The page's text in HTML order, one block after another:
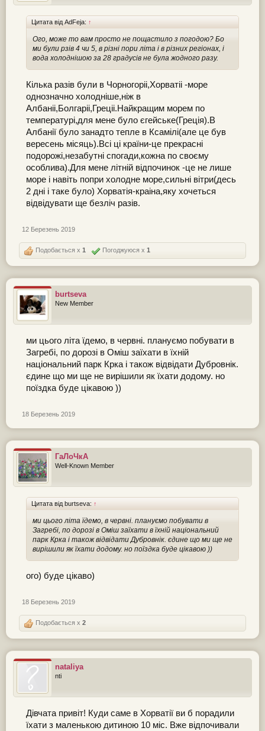
Цитата від AdFeja: ↑
Ого, може то вам просто не пощастило з погодою? Бо
ми були рзів 4 чи 5, в різні пори літа і в різних регіонах, і
вода холоднішою за 28 градусів не була жодного разу.
Кілька разів були в Чорногоріі,Хорватіі -море
однозначно холодніше,ніж в
Албаніі,Болгаріі,Греціі.Найкращим морем по
температурі,для мене було єгейське(Греція).В
Албанії було занадто тепле в Ксамілі(але це був
вересень місяць).Всі ці країни-це прекрасні
подорожі,незабутні спогади,кожна по своєму
особлива).Для мене літній відпочинок -це не лише
море і навіть попри холодне море,сильні вітри(десь
2 дні і таке було) Хорватія-краіна,яку хочеться
відвідувати ще безліч разів.
12 Березень 2019
Подобається x 1 Погоджуюся x 1
burtseva
New Member
ми цього літа їдемо, в червні. плануємо побувати в
Загребі, по дорозі в Оміш заїхати в їхній
національний парк Крка і також відвідати Дубровнік.
єдине що ми ще не вирішили як їхати додому. но
поїздка буде цікавою ))
18 Березень 2019
ГаЛоЧкА
Well-Known Member
Цитата від burtseva: ↑
ми цього літа їдемо, в червні. плануємо побувати в
Загребі, по дорозі в Оміш заїхати в їхній національний
парк Крка і також відвідати Дубровнік. єдине що ми ще не
вирішили як їхати додому. но поїздка буде цікавою ))
ого) буде цікаво)
18 Березень 2019
Подобається x 2
nataliya
nti
Дівчата привіт! Куди саме в Хорватії ви б порадили
їхати з маленькою дитиною 10 міс. Вже відпочивали